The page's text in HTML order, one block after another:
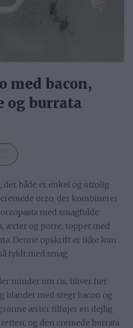
med bacon,
og burrata
der både er enkel og utrolig
orzo, der kombinerer
med smagfulde
ærter og porre, toppet med
Denne opskrift er ikke kun
fyldt med smag.
minder om ris, bliver her
blandet med stegt bacon og
ærter tilføjer en dejlig
og den cremede burrata